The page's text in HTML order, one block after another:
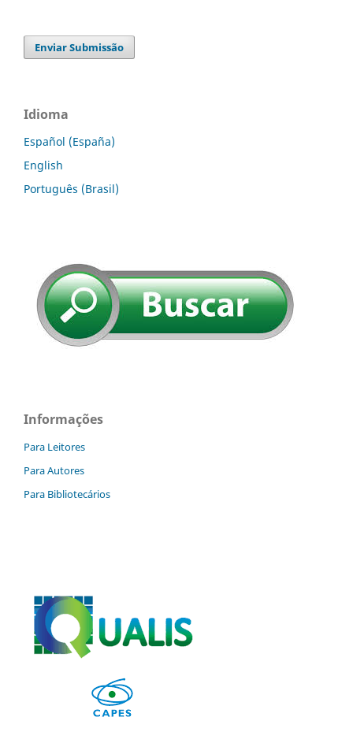
Enviar Submissão
Idioma
Español (España)
English
Português (Brasil)
Informações
Para Leitores
Para Autores
Para Bibliotecários